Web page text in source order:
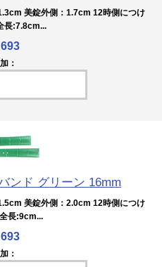
美錠外側：1.7cm 12時側につけ
長:7.8cm...
：
ンド グリーン 16mm
美錠外側：2.0cm 12時側につけ
長:9cm...
：